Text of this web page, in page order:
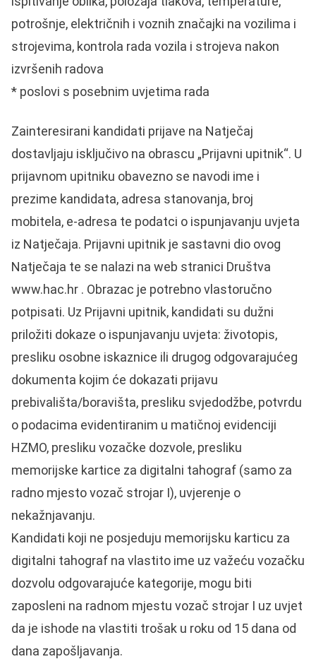
potrošnje, električnih i voznih značajki na vozilima i
strojevima, kontrola rada vozila i strojeva nakon
izvršenih radova
* poslovi s posebnim uvjetima rada
Zainteresirani kandidati prijave na Natječaj
dostavljaju isključivo na obrascu „Prijavni upitnik“. U
prijavnom upitniku obavezno se navodi ime i
prezime kandidata, adresa stanovanja, broj
mobitela, e-adresa te podatci o ispunjavanju uvjeta
iz Natječaja. Prijavni upitnik je sastavni dio ovog
Natječaja te se nalazi na web stranici Društva
www.hac.hr . Obrazac je potrebno vlastoručno
potpisati. Uz Prijavni upitnik, kandidati su dužni
priložiti dokaze o ispunjavanju uvjeta: životopis,
presliku osobne iskaznice ili drugog odgovarajućeg
dokumenta kojim će dokazati prijavu
prebivališta/boravišta, presliku svjedodžbe, potvrdu
o podacima evidentiranim u matičnoj evidenciji
HZMO, presliku vozačke dozvole, presliku
memorijske kartice za digitalni tahograf (samo za
radno mjesto vozač strojar I), uvjerenje o
nekažnjavanju.
Kandidati koji ne posjeduju memorijsku karticu za
digitalni tahograf na vlastito ime uz važeću vozačku
dozvolu odgovarajuće kategorije, mogu biti
zaposleni na radnom mjestu vozač strojar I uz uvjet
da je ishode na vlastiti trošak u roku od 15 dana od
dana zapošljavanja.